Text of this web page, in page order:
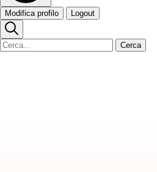
Modifica profilo Logout
Cerca